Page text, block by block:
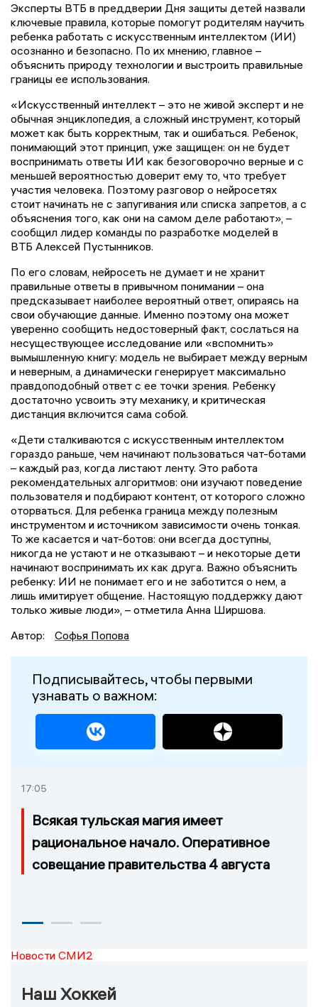
Эксперты ВТБ в преддверии Дня защиты детей назвали
ключевые правила, которые помогут родителям научить
ребенка работать с искусственным интеллектом (ИИ)
осознанно и безопасно. По их мнению, главное –
объяснить природу технологии и выстроить правильные
границы ее использования.
«Искусственный интеллект – это не живой эксперт и не
обычная энциклопедия, а сложный инструмент, который
может как быть корректным, так и ошибаться. Ребенок,
понимающий этот принцип, уже защищен: он не будет
воспринимать ответы ИИ как безоговорочно верные и с
меньшей вероятностью доверит ему то, что требует
участия человека. Поэтому разговор о нейросетях
стоит начинать не с запугивания или списка запретов, а с
объяснения того, как они на самом деле работают», –
сообщил лидер команды по разработке моделей в
ВТБ Алексей Пустынников.
По его словам, нейросеть не думает и не хранит
правильные ответы в привычном понимании – она
предсказывает наиболее вероятный ответ, опираясь на
свои обучающие данные. Именно поэтому она может
уверенно сообщить недостоверный факт, сослаться на
несуществующее исследование или «вспомнить»
вымышленную книгу: модель не выбирает между верным
и неверным, а динамически генерирует максимально
правдоподобный ответ с ее точки зрения. Ребенку
достаточно усвоить эту механику, и критическая
дистанция включится сама собой.
«Дети сталкиваются с искусственным интеллектом
гораздо раньше, чем начинают пользоваться чат-ботами
– каждый раз, когда листают ленту. Это работа
рекомендательных алгоритмов: они изучают поведение
пользователя и подбирают контент, от которого сложно
оторваться. Для ребенка граница между полезным
инструментом и источником зависимости очень тонкая.
То же касается и чат-ботов: они всегда доступны,
никогда не устают и не отказывают – и некоторые дети
начинают воспринимать их как друга. Важно объяснить
ребенку: ИИ не понимает его и не заботится о нем, а
лишь имитирует общение. Настоящую поддержку дают
только живые люди», – отметила Анна Ширшова.
Автор:
Софья Попова
Подписывайтесь, чтобы первыми
узнавать о важном:
17:05
Всякая тульская магия имеет
рациональное начало. Оперативное
совещание правительства 4 августа
Новости СМИ2
Наш Хоккей